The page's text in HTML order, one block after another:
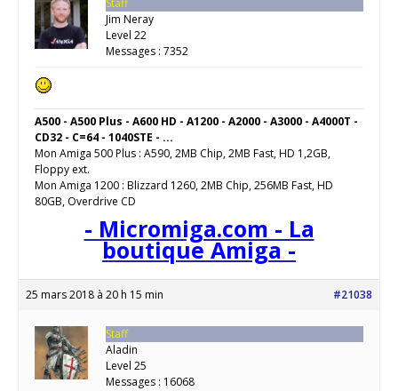
Staff
Jim Neray
Level 22
Messages : 7352
A500 - A500 Plus - A600 HD - A1200 - A2000 - A3000 - A4000T -
CD32 - C=64 - 1040STE - ...
Mon Amiga 500 Plus : A590, 2MB Chip, 2MB Fast, HD 1,2GB,
Floppy ext.
Mon Amiga 1200 : Blizzard 1260, 2MB Chip, 256MB Fast, HD
80GB, Overdrive CD
- Micromiga.com - La
boutique Amiga -
25 mars 2018 à 20 h 15 min #21038
Staff
Aladin
Level 25
Messages : 16068